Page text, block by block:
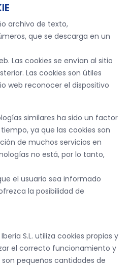
archivo de texto,
que se descarga en un
Las cookies se envían al sitio
Las cookies son útiles
web reconocer el dispositivo
similares ha sido un factor
ya que las cookies son
de muchos servicios en
no está, por lo tanto,
el usuario sea informado
la posibilidad de
S.L. utiliza cookies propias y
el correcto funcionamiento y
son pequeñas cantidades de